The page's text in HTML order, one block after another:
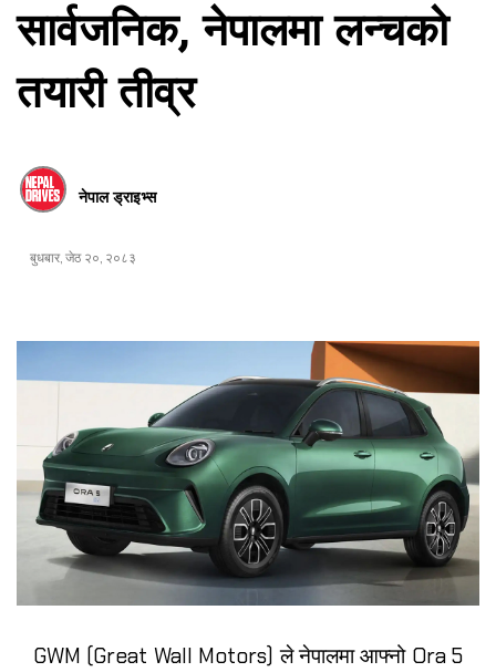
सार्वजनिक, नेपालमा लन्चको
तयारी तीव्र
नेपाल ड्राइभ्स
बुधबार, जेठ २०, २०८३
GWM (Great Wall Motors) ले नेपालमा आफ्नो Ora 5